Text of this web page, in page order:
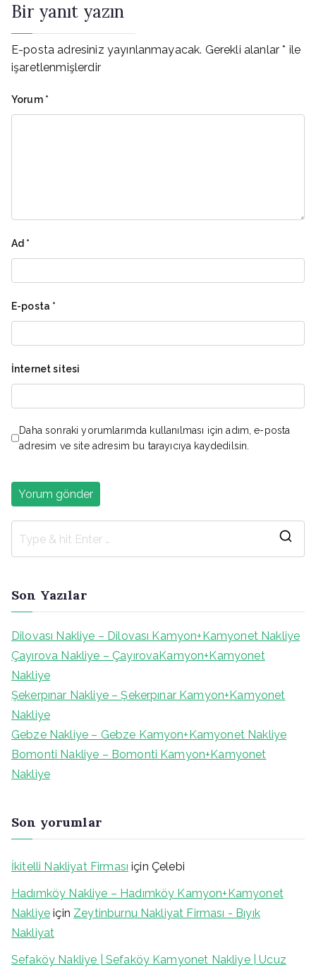
Bir yanıt yazın
E-posta adresiniz yayınlanmayacak. Gerekli alanlar* ile
işaretlenmişlerdir
Yorum *
Ad *
E-posta *
İnternet sitesi
Daha sonraki yorumlarımda kullanılması için adım, e-posta
adresim ve site adresim bu tarayıcıya kaydedilsin.
Son Yazılar
Dilovası Nakliye – Dilovası Kamyon+Kamyonet Nakliye
Çayırova Nakliye – ÇayırovaKamyon+Kamyonet
Nakliye
Şekerpınar Nakliye – Şekerpınar Kamyon+Kamyonet
Nakliye
Gebze Nakliye – Gebze Kamyon+Kamyonet Nakliye
Bomonti Nakliye – Bomonti Kamyon+Kamyonet
Nakliye
Son yorumlar
İkitelli Nakliyat Firması için Çelebi
Hadımköy Nakliye – Hadımköy Kamyon+Kamyonet
Nakliye için Zeytinburnu Nakliyat Firması - Bıyık
Nakliyat
Sefaköy Nakliye | Sefaköy Kamyonet Nakliye | Ucuz